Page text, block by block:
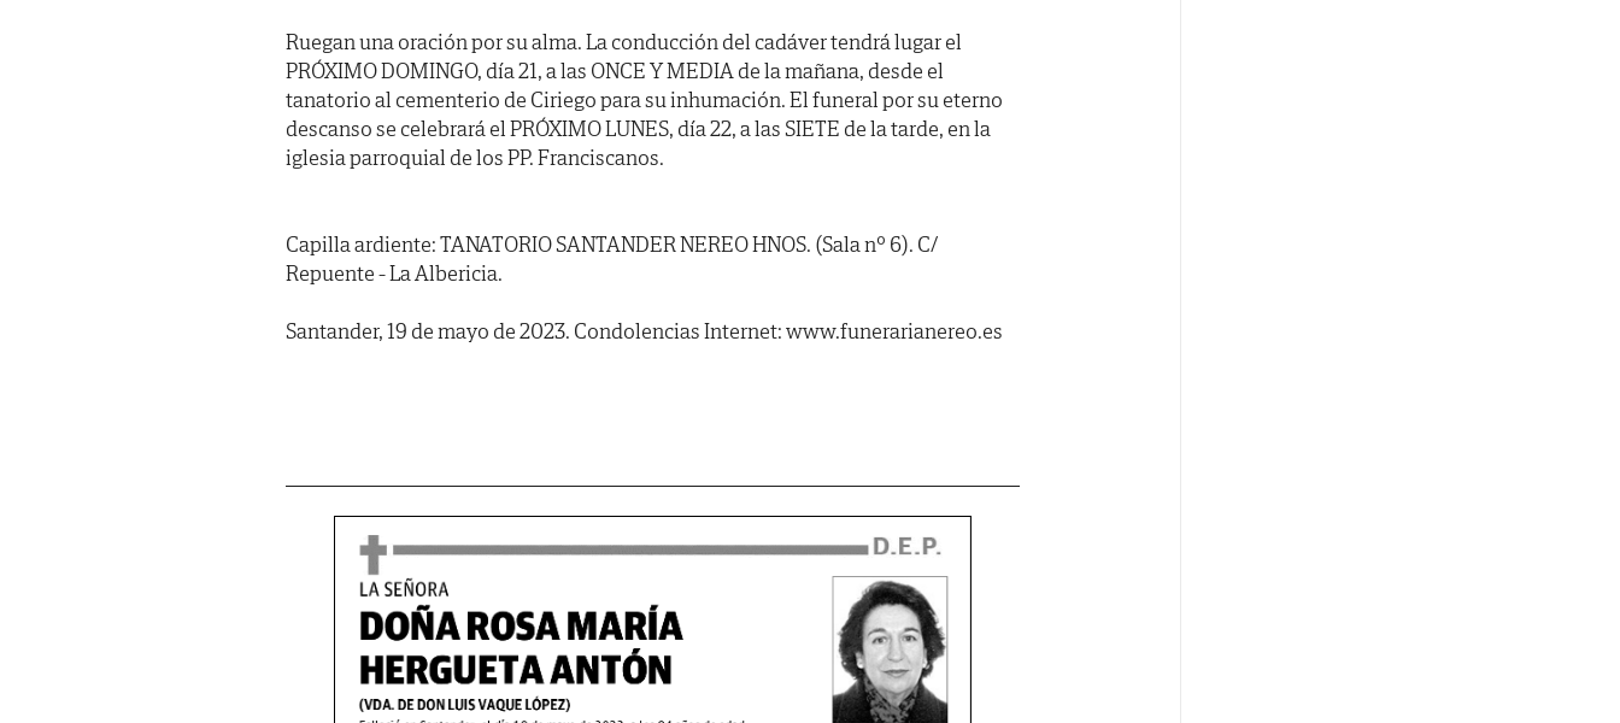
Ruegan una oración por su alma. La conducción del cadáver tendrá lugar el
PRÓXIMO DOMINGO, día 21, a las ONCE Y MEDIA de la mañana, desde el
tanatorio al cementerio de Ciriego para su inhumación. El funeral por su eterno
descanso se celebrará el PRÓXIMO LUNES, día 22, a las SIETE de la tarde, en la
iglesia parroquial de los PP. Franciscanos.
Capilla ardiente: TANATORIO SANTANDER NEREO HNOS. (Sala nº 6). C/
Repuente - La Albericia.
Santander, 19 de mayo de 2023. Condolencias Internet: www.funerarianereo.es